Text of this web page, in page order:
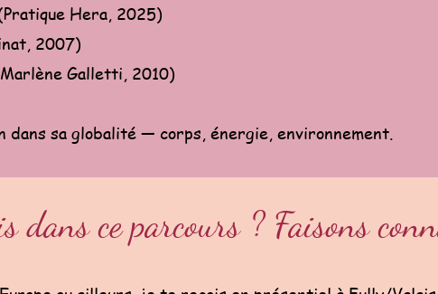
Hera, 2025)
2007)
Galletti, 2010)
dans sa globalité — corps, énergie, environnement.
dans ce parcours ? Faisons